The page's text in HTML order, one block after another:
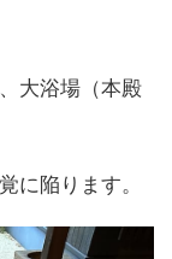
大浴場（本殿
に陥ります。